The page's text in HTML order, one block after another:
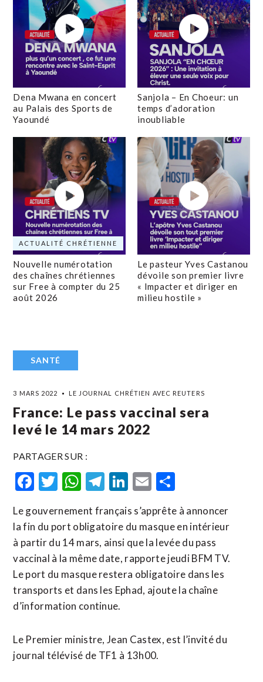
Dena Mwana en concert
au Palais des Sports de
Yaoundé
Sanjola – En Choeur: un
temps d’adoration
inoubliable
ACTUALITÉ CHRÉTIENNE
Nouvelle numérotation
des chaînes chrétiennes
sur Free à compter du 25
août 2026
Le pasteur Yves Castanou
dévoile son premier livre
« Impacter et diriger en
milieu hostile »
SANTÉ
3 MARS 2022 LE JOURNAL CHRÉTIEN AVEC REUTERS
France: Le pass vaccinal sera
levé le 14 mars 2022
PARTAGER SUR :
Facebook
Twitter
WhatsApp
Telegram
LinkedIn
Email
Le gouvernement français s’apprête à annoncer
la fin du port obligatoire du masque en intérieur
à partir du 14 mars, ainsi que la levée du pass
vaccinal à la même date, rapporte jeudi BFM TV.
Le port du masque restera obligatoire dans les
transports et dans les Ephad, ajoute la chaîne
d’information continue.
Le Premier ministre, Jean Castex, est l’invité du
journal télévisé de TF1 à 13h00.